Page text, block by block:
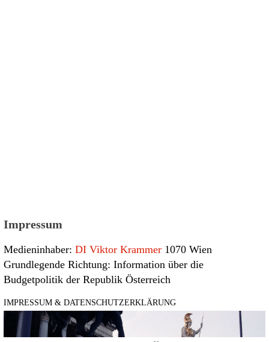
Impressum
Medieninhaber: DI Viktor Krammer 1070 Wien
Grundlegende Richtung: Information über die
Budgetpolitik der Republik Österreich
IMPRESSUM & DATENSCHUTZERKLÄRUNG